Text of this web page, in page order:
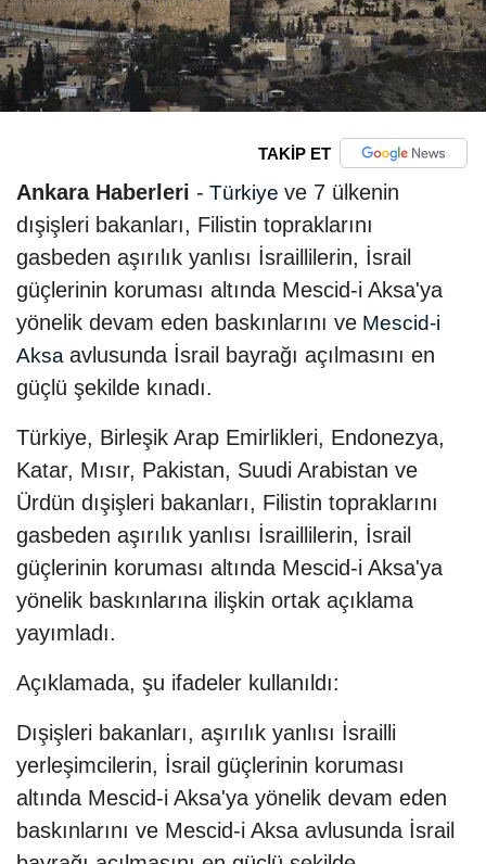
TAKİP ET
Ankara Haberleri - Türkiye ve 7 ülkenin
dışişleri bakanları, Filistin topraklarını
gasbeden aşırılık yanlısı İsraillilerin, İsrail
güçlerinin koruması altında Mescid-i Aksa'ya
yönelik devam eden baskınlarını ve Mescid-i
Aksa avlusunda İsrail bayrağı açılmasını en
güçlü şekilde kınadı.
Türkiye, Birleşik Arap Emirlikleri, Endonezya,
Katar, Mısır, Pakistan, Suudi Arabistan ve
Ürdün dışişleri bakanları, Filistin topraklarını
gasbeden aşırılık yanlısı İsraillilerin, İsrail
güçlerinin koruması altında Mescid-i Aksa'ya
yönelik baskınlarına ilişkin ortak açıklama
yayımladı.
Açıklamada, şu ifadeler kullanıldı:
Dışişleri bakanları, aşırılık yanlısı İsrailli
yerleşimcilerin, İsrail güçlerinin koruması
altında Mescid-i Aksa'ya yönelik devam eden
baskınlarını ve Mescid-i Aksa avlusunda İsrail